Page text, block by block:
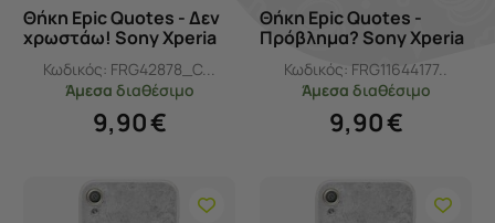
Θήκη Epic Quotes - Δεν
χρωστάω! Sony Xperia
XA Flexible TPU
(Διάφανη Σιλικόνη)
Κωδικός: FRG42878_C...
Άμεσα διαθέσιμο
9,90€
Θήκη Epic Quotes -
Πρόβλημα? Sony Xperia
XA Flexible TPU
(Διάφανη Σιλικόνη)
Κωδικός: FRG11644177..
Άμεσα διαθέσιμο
9,90€